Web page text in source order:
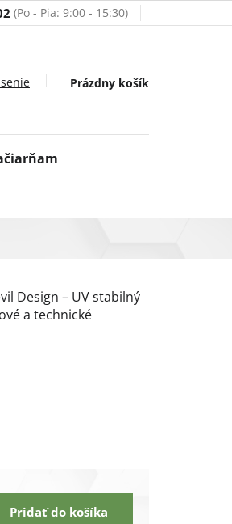
Nákupný
Prázdny košík
Pridať do košíka
Design – UV stabilný
a technické